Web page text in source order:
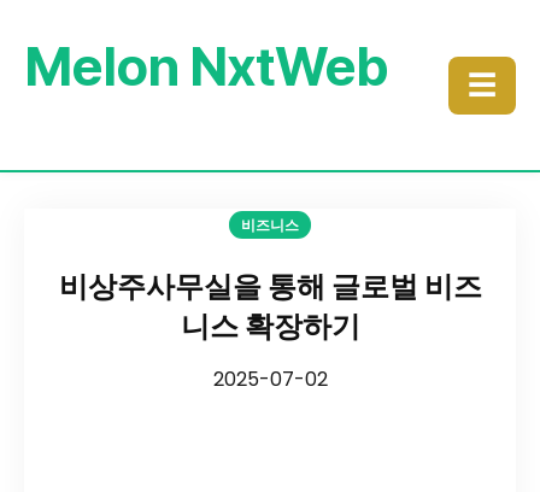
Melon NxtWeb ☰
비즈니스
비상주사무실을 통해 글로벌 비즈
니스 확장하기
2025-07-02